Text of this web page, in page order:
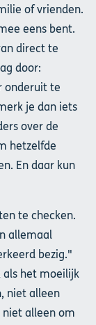
of vrienden.
eens bent.
direct te
door:
onderuit te
je dan iets
over de
hetzelfde
En daar kun
te checken.
allemaal
bezig."
als het moeilijk
niet alleen
niet alleen om